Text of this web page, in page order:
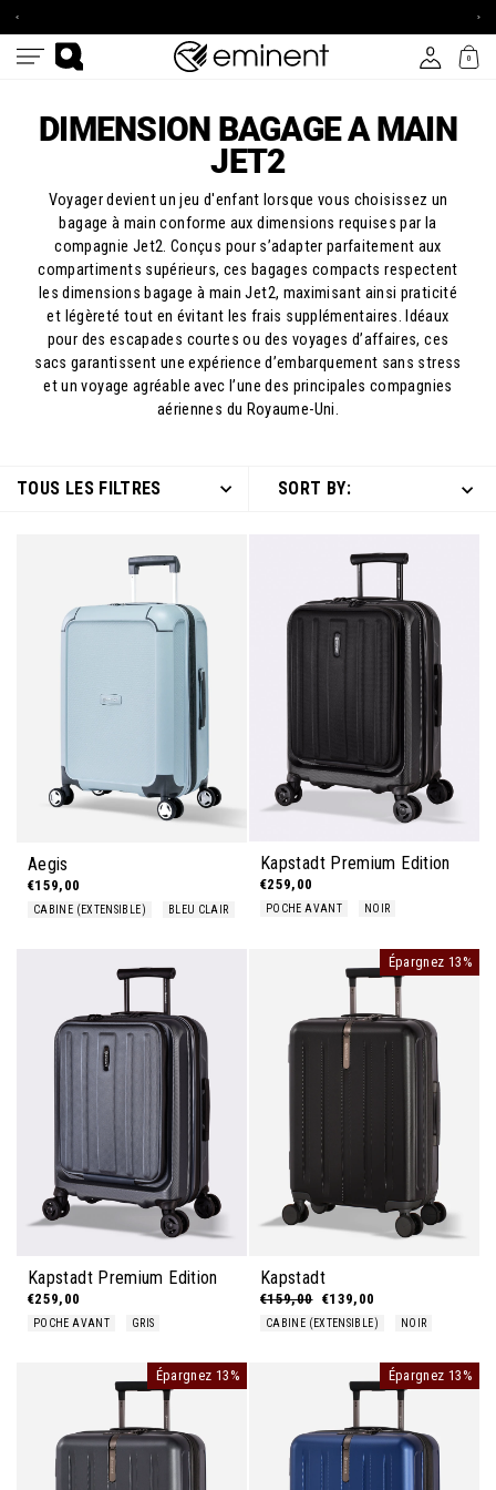
Passer
au
contenu
ÉCONOMISEZ
0
DIMENSION BAGAGE A MAIN
JET2
Voyager devient un jeu d'enfant lorsque vous choisissez un
bagage à main conforme aux dimensions requises par la
compagnie Jet2. Conçus pour s’adapter parfaitement aux
compartiments supérieurs, ces bagages compacts respectent
les dimensions bagage à main Jet2, maximisant ainsi praticité
et légèreté tout en évitant les frais supplémentaires. Idéaux
pour des escapades courtes ou des voyages d’affaires, ces
sacs garantissent une expérience d’embarquement sans stress
et un voyage agréable avec l’une des principales compagnies
aériennes du Royaume-Uni.
TOUS LES FILTRES SORT BY:
Aegis
€159,00
CABINE (EXTENSIBLE) BLEU CLAIR
Kapstadt Premium Edition
€259,00
POCHE AVANT NOIR
Kapstadt Premium Edition
€259,00
POCHE AVANT GRIS
Épargnez 13%
Kapstadt
Prix régulier
€159,00 Prix réduit
€139,00
CABINE (EXTENSIBLE) NOIR
Épargnez 13% Épargnez 13%